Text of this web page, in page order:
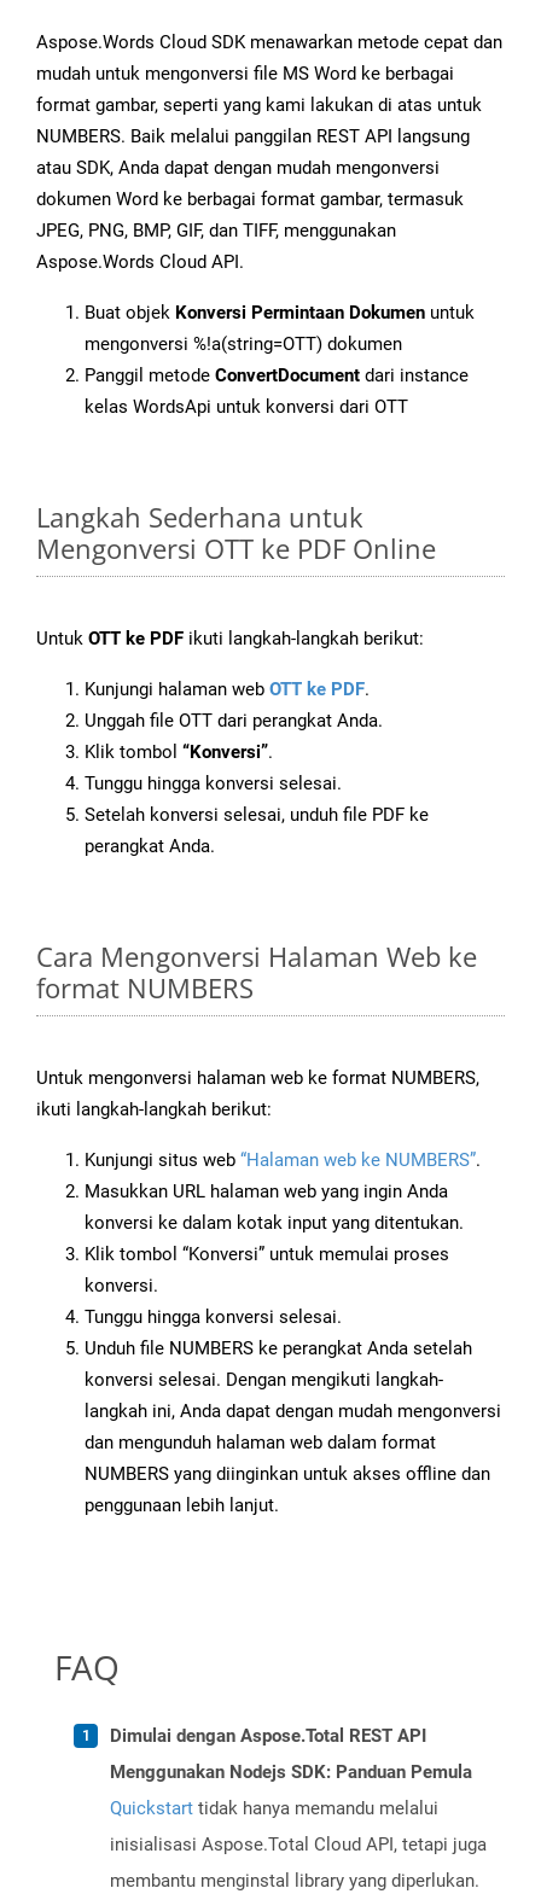
Aspose.Words Cloud SDK menawarkan metode cepat dan
mudah untuk mengonversi file MS Word ke berbagai
format gambar, seperti yang kami lakukan di atas untuk
NUMBERS. Baik melalui panggilan REST API langsung
atau SDK, Anda dapat dengan mudah mengonversi
dokumen Word ke berbagai format gambar, termasuk
JPEG, PNG, BMP, GIF, dan TIFF, menggunakan
Aspose.Words Cloud API.
Buat objek Konversi Permintaan Dokumen untuk
mengonversi %!a(string=OTT) dokumen
Panggil metode ConvertDocument dari instance
kelas WordsApi untuk konversi dari OTT
Langkah Sederhana untuk
Mengonversi OTT ke PDF Online
Untuk OTT ke PDF ikuti langkah-langkah berikut:
Kunjungi halaman web OTT ke PDF.
Unggah file OTT dari perangkat Anda.
Klik tombol “Konversi”.
Tunggu hingga konversi selesai.
Setelah konversi selesai, unduh file PDF ke
perangkat Anda.
Cara Mengonversi Halaman Web ke
format NUMBERS
Untuk mengonversi halaman web ke format NUMBERS,
ikuti langkah-langkah berikut:
Kunjungi situs web “Halaman web ke NUMBERS”.
Masukkan URL halaman web yang ingin Anda
konversi ke dalam kotak input yang ditentukan.
Klik tombol “Konversi” untuk memulai proses
konversi.
Tunggu hingga konversi selesai.
Unduh file NUMBERS ke perangkat Anda setelah
konversi selesai. Dengan mengikuti langkah-
langkah ini, Anda dapat dengan mudah mengonversi
dan mengunduh halaman web dalam format
NUMBERS yang diinginkan untuk akses offline dan
penggunaan lebih lanjut.
FAQ
Dimulai dengan Aspose.Total REST API
Menggunakan Nodejs SDK: Panduan Pemula
Quickstart tidak hanya memandu melalui
inisialisasi Aspose.Total Cloud API, tetapi juga
membantu menginstal library yang diperlukan.